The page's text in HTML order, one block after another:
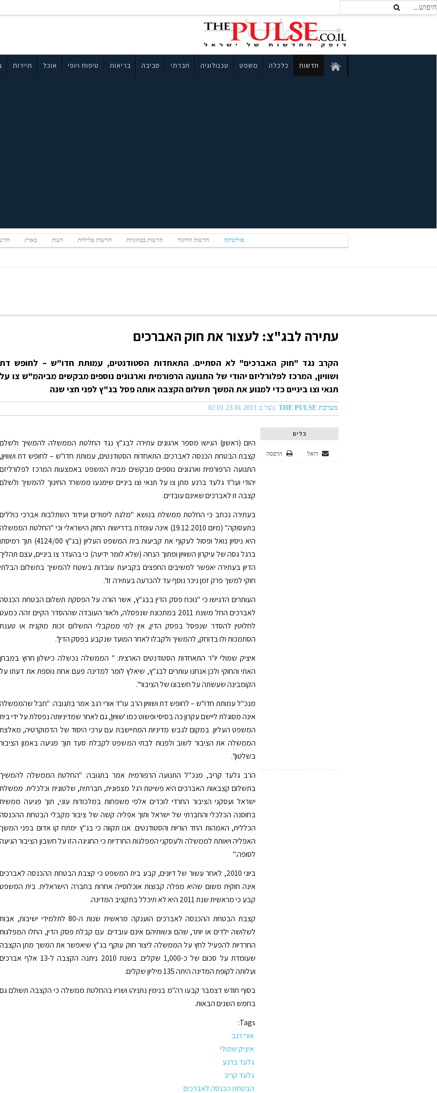
חדשות כלכלה משפט טכנולוגיה חברתי סביבה בריאות טיפוח ויופי אוכל תיירות
פוליטיקה חדשות החינוך חדשות בטחוניות חדשות פליליות דעות בארץ
עתירה לבג"צ: לעצור את חוק האברכים
הקרב נגד "חוק האברכים" לא הסתיים. התאחדות הסטודנטים, עמותת חדו"ש – לחופש דת
ושוויון, המרכז לפלורליזם יהודי של התנועה הרפורמית וארגונים נוספים מבקשים מביהמ"ש צו על
תנאי וצו ביניים כדי למנוע את המשך תשלום הקצבה אותה פסל בג"ץ לפני חצי שנה
מערכת THE PULSE נוצר ב 23.01.2011 02:01
כלים
הדפסה דואל
היום (ראשון) הגישו מספר ארגונים עתירה לבג"ץ נגד החלטת הממשלה להמשיך ולשלם
קצבת הבטחת הכנסה לאברכים. התאחדות הסטודנטים, עמותת חדו"ש – לחופש דת ושוויון,
התנועה הרפורמית וארגונים נוספים מבקשים מבית המשפט באמצעות המרכז לפלורליזם
יהודי ועו"ד גלעד ברנע מתן צו על תנאי וצו ביניים שימנעו ממשרד החינוך להמשיך ולשלם
קצבה זו לאברכים שאינם עובדים.
בעתירה נכתב כי החלטת ממשלת בנושא "מלגת לימודים ועידוד השתלבות אברכי כוללים
בתעסוקה" (מיום 19.12.2010) אינה עומדת בדרישות החוק הישראלי וכי "החלטת הממשלה
היא ניסיון נואל ופסול לעקוף את קביעות בית המשפט העליון (בג"ץ 4124/00) תוך רמיסתו
ברגל גסה של עיקרון השוויון ומתוך הנחה (שלא לומר ידיעה) כי בהעדר צו ביניים, עצם תהליך
הדיון בעתירה יאפשר למשיבים החפצים בקביעת עובדות בשטח להמשיך בתשלום הבלתי
חוקי למשך פרק זמן ניכר נוסף עד להכרעה בעתירה זו".
העותרים הדגישו כי "נוכח פסק הדין בבג"ץ, אשר הורה על הפסקת תשלום הבטחת הכנסה
לאברכים החל משנת 2011 במתכונת שנפסלה, ולאור העובדה שההסדר הקיים זהה כמעט
לחלוטין להסדר שנפסל בפסק הדין, אין למי ממקבלי התשלום זכות מוקנית או טענת
הסתמכות ולו בדוחק, להמשיך ולקבלו לאחר המועד שנקבע בפסק הדין".
איציק שמולי יו"ר התאחדות הסטודנטים הארצית: " הממשלה נכשלה כישלון חרוץ במבחן
האתי והחוקי ולכן אנחנו עותרים לבג"ץ, שיאלץ לומר למדינה פעם אחת נוספת את דעתו על
הקומבינה שעשתה על חשבונו של הציבור".
מנכ"ל עמותת חדו"ש – לחופש דת ושוויון הרב עו"ד אורי רגב אמר בתגובה: "חבל שהממשלה
אינה מסוגלת ליישם עקרון כה בסיסי ופשוט כמו 'שוויון', גם לאחר שמדיניותה נפסלת על ידי בית
המשפט העליון. במקום לגבש מדיניות המתיישבת עם ערכי היסוד של הדמוקרטיה, מאלצת
הממשלה את הציבור לשוב ולפנות לבתי המשפט לקבלת סעד תוך פגיעה באמון הציבור
בשלטון".
הרב גלעד קריב, מנכ"ל התנועה הרפורמית אמר בתגובה: "החלטת הממשלה להמשיך
בתשלום קצבאות האברכים היא פשיטת רגל מצפונית, חברתית, שלטונית וכלכלית. ממשלת
ישראל ועסקני הציבור החרדי לוכדים אלפי משפחות במלכודות עוני, תוך פגיעה ממשית
בחוסנה הכלכלי והחברתי של ישראל ותוך אפליה קשה של ציבור מקבלי הבטחת ההכנסה
הכללית, האמהות החד הוריות והסטודנטים. אנו תקווה כי בג"ץ ימתח קו אדום בפני המשך
האפליה ויאותת לממשלה ולעסקני המפלגות החרדיות כי החגיגה הזו על חשבון הציבור הגיעה
לסופה."
ביוני 2010, לאחר עשור של דיונים, קבע בית המשפט כי קצבת הבטחת ההכנסה לאברכים
אינה חוקית משום שהיא מפלה קבוצות אוכלוסייה אחרות בחברה הישראלית. בית המשפט
קבע כי מראשית שנת 2011 היא לא תיכלל בתקציב המדינה.
קצבת הבטחת ההכנסה לאברכים הוענקה מראשית שנות ה-80 לתלמידי ישיבות, אבות
לשלושה ילדים או יותר, שהם ונשותיהם אינם עובדים. עם קבלת פסק הדין, החלו המפלגות
החרדיות להפעיל לחץ על הממשלה ליצור חוק עוקף בג"ץ שיאפשר את המשך מתן הקצבה
שעומדת על סכום של כ-1,000 שקלים. בשנת 2010 ניתנה הקצבה ל-13 אלף אברכים
ועלותה לקופת המדינה היתה 135 מיליון שקלים.
בסוף חודש דצמבר קבעו רה"מ בנימין נתניהו ושריו בהחלטת ממשלה כי הקצבה תשולם גם
בחמש השנים הבאות.
Tags:
אורי רגב
איציק שמולי
גלעד ברנע
גלעד קריב
הבטחת הכנסה לאברכים